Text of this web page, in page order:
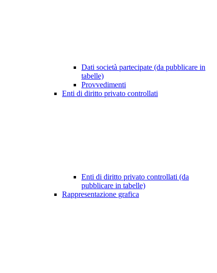
Dati società partecipate (da pubblicare in
tabelle)
Provvedimenti
Enti di diritto privato controllati
Enti di diritto privato controllati (da
pubblicare in tabelle)
Rappresentazione grafica